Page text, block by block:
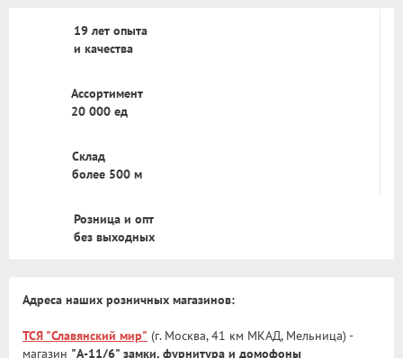
19 лет опыта
и качества
Ассортимент
20 000 ед
Склад
более 500 м
Розница и опт
без выходных
Адреса наших розничных магазинов:
ТСЯ "Славянский мир" (г. Москва, 41 км МКАД, Мельница) -
магазин "А-11/6" замки, фурнитура и домофоны